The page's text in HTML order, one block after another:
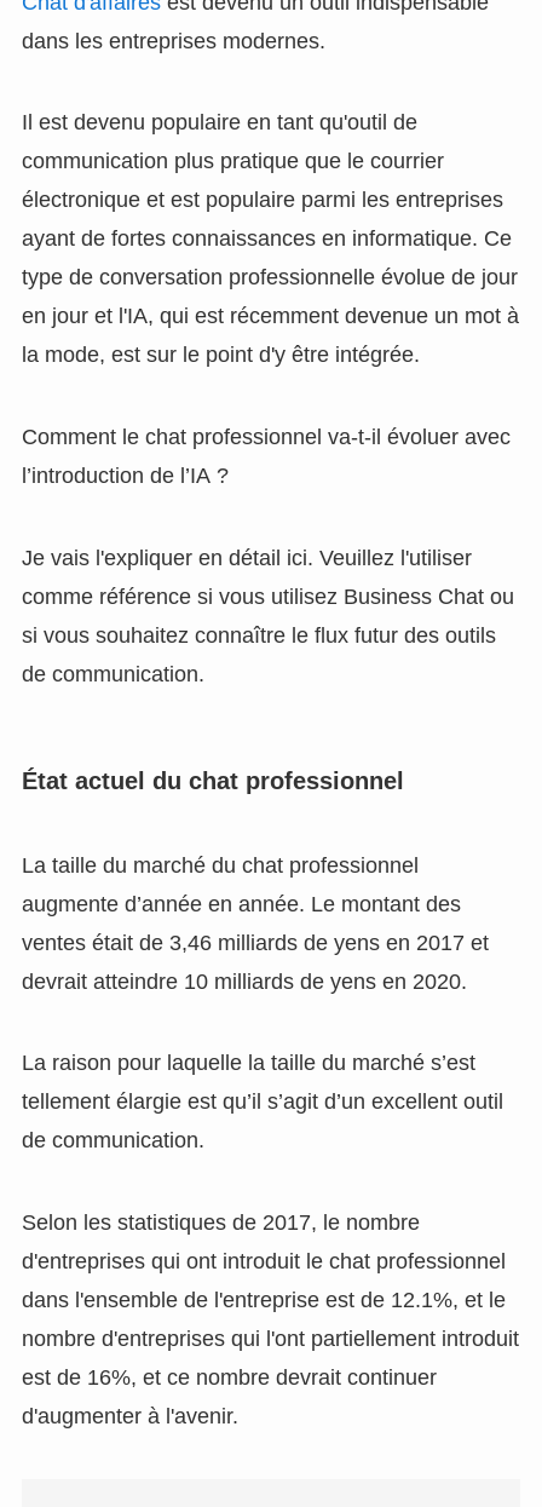
dans les entreprises modernes.
Il est devenu populaire en tant qu'outil de
communication plus pratique que le courrier
électronique et est populaire parmi les entreprises
ayant de fortes connaissances en informatique. Ce
type de conversation professionnelle évolue de jour
en jour et l'IA, qui est récemment devenue un mot à
la mode, est sur le point d'y être intégrée.
Comment le chat professionnel va-t-il évoluer avec
l’introduction de l’IA ?
Je vais l'expliquer en détail ici. Veuillez l'utiliser
comme référence si vous utilisez Business Chat ou
si vous souhaitez connaître le flux futur des outils
de communication.
État actuel du chat professionnel
La taille du marché du chat professionnel
augmente d’année en année. Le montant des
ventes était de 3,46 milliards de yens en 2017 et
devrait atteindre 10 milliards de yens en 2020.
La raison pour laquelle la taille du marché s’est
tellement élargie est qu’il s’agit d’un excellent outil
de communication.
Selon les statistiques de 2017, le nombre
d'entreprises qui ont introduit le chat professionnel
dans l'ensemble de l'entreprise est de 12.1%, et le
nombre d'entreprises qui l'ont partiellement introduit
est de 16%, et ce nombre devrait continuer
d'augmenter à l'avenir.